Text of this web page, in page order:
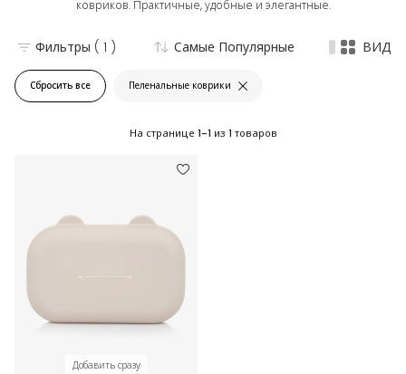
ковриков. Практичные, удобные и элегантные.
Сбросить все Пеленальные коврики
Фильтры ( 1 ) Самые Популярные ВИД
На странице 1-1 из 1 товаров
Добавить сразу